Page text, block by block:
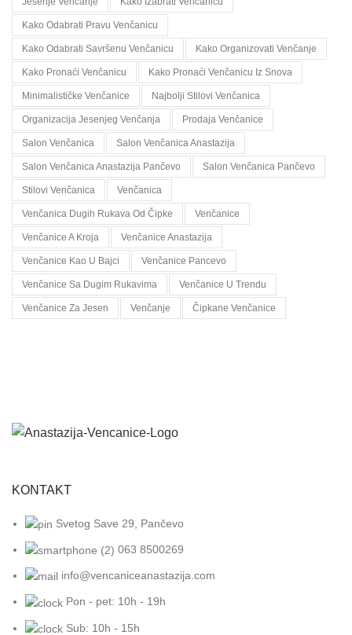
Kako Odabrati Pravu Venčanicu
Kako Odabrati Savršenu Venčanicu Kako Organizovati Venčanje
Kako Pronaći Venčanicu Kako Pronaći Venčanicu Iz Snova
Minimalističke Venčanice Najbolji Stilovi Venčanica
Organizacija Jesenjeg Venčanja Prodaja Venčanice
Salon Venčanica Salon Venčanica Anastazija
Salon Venčanica Anastazija Pančevo Salon Venčanica Pančevo
Stilovi Venčanica Venčanica
Venčanica Dugih Rukava Od Čipke Venčanice
Venčanice A Kroja Venčanice Anastazija
Venčanice Kao U Bajci Venčanice Pancevo
Venčanice Sa Dugim Rukavima Venčanice U Trendu
Venčanice Za Jesen Venčanje Čipkane Venčanice
KONTAKT
Svetog Save 29, Pančevo
063 8500269
info@vencaniceanastazija.com
Pon - pet: 10h - 19h
Sub: 10h - 15h